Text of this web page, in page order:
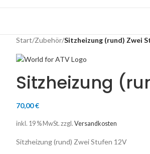
Start/Zubehör/Sitzheizung (rund) Zwei
Sitzheizung
70,00€
inkl. 19 % MwSt. zzgl. Versandkosten
Sitzheizung (rund) Zwei Stufen 12V